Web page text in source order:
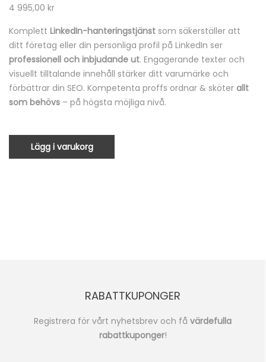
4 995,00 kr
Komplett LinkedIn-hanteringstjänst som säkerställer att
ditt företag eller din personliga profil på LinkedIn ser
professionell och inbjudande ut. Engagerande texter och
visuellt tilltalande innehåll stärker ditt varumärke och
förbättrar din SEO. Kompetenta proffs ordnar & sköter allt
som behövs – på högsta möjliga nivå.
Lägg i varukorg
RABATTKUPONGER
Registrera för vårt nyhetsbrev och få värdefulla
rabattkuponger!